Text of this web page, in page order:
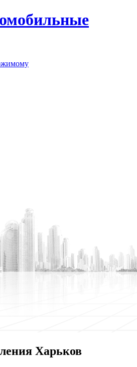
Харьков